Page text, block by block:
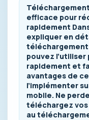
efficace pour
rapidement
expliquer en
pouvez
rapidement et
avantages de
l’implémenter
mobile. Ne
téléchargez vos
au